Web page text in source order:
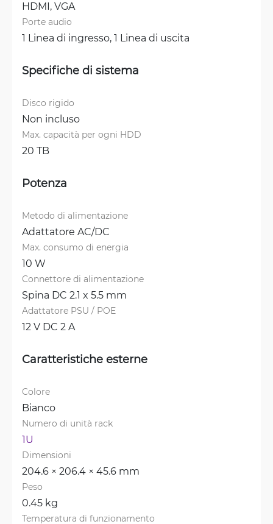
HDMI, VGA
Porte audio
1 Linea di ingresso, 1 Linea di uscita
Specifiche di sistema
Disco rigido
Non incluso
Max. capacità per ogni HDD
20 TB
Potenza
Metodo di alimentazione
Adattatore AC/DC
Max. consumo di energia
10 W
Connettore di alimentazione
Spina DC 2.1 x 5.5 mm
Adattatore PSU / POE
12 V DC 2 A
Caratteristiche esterne
Colore
Bianco
Numero di unità rack
1U
Dimensioni
204.6 × 206.4 × 45.6 mm
Peso
0.45 kg
Temperatura di funzionamento